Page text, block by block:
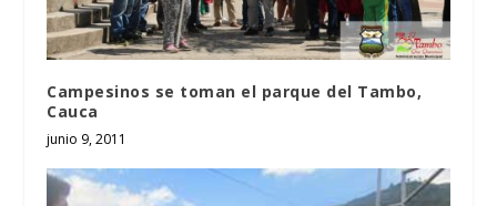
Campesinos se toman el parque del Tambo,
Cauca
junio 9, 2011